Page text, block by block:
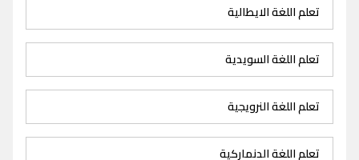
تعلم اللغة الايطالية
تعلم اللغة السويدية
تعلم اللغة النرويجية
تعلم اللغة الدنماركية